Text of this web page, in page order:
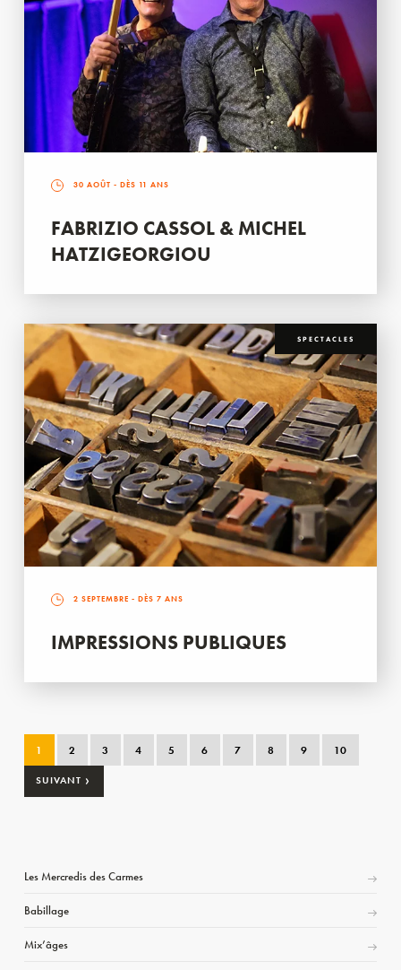
30 AOÛT - DÈS 11 ANS
FABRIZIO CASSOL & MICHEL
HATZIGEORGIOU
SPECTACLES
2 SEPTEMBRE - DÈS 7 ANS
IMPRESSIONS PUBLIQUES
1 2 3 4 5 6 7 8 9 10
SUIVANT ›
Les Mercredis des Carmes
Babillage
Mix’âges